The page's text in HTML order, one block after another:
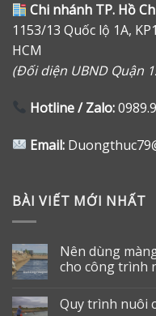
Chi nhánh TP. Hồ
1153/13 Quốc lộ 1A,
HCM
(Đối diện UBND Quận
Hotline / Zalo:
Email:
BÀI VIẾT MỚI NHẤT
Nên dùng
cho công trình
Quy trình nuôi